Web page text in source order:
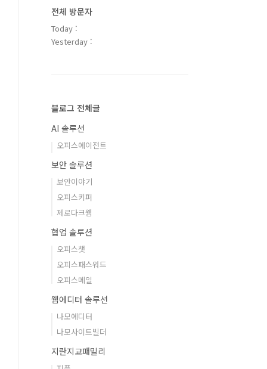
전체 방문자
Today :
Yesterday :
블로그 전체글
AI 솔루션
오피스에이전트
보안 솔루션
보안이야기
오피스키퍼
제로다크웹
협업 솔루션
오피스챗
오피스패스워드
오피스메일
웹에디터 솔루션
나모에디터
나모사이트빌더
지란지교패밀리